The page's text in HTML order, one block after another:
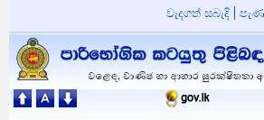
වැදගත් සබැදි